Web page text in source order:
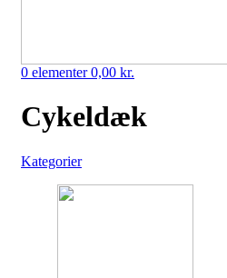
0 elementer0,00 kr.
Cykeldæk
Kategorier